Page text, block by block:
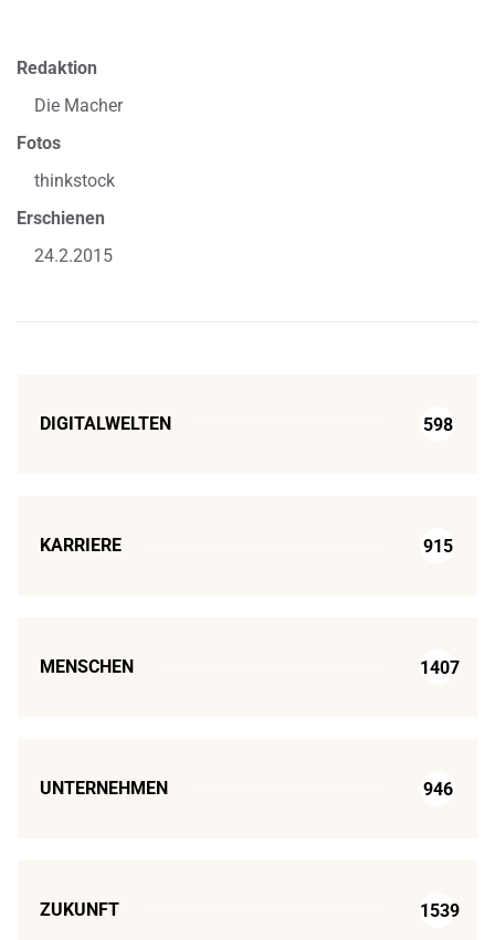
Redaktion
Die Macher
Fotos
thinkstock
Erschienen
24.2.2015
DIGITALWELTEN 598
KARRIERE 915
MENSCHEN 1407
UNTERNEHMEN 946
ZUKUNFT 1539